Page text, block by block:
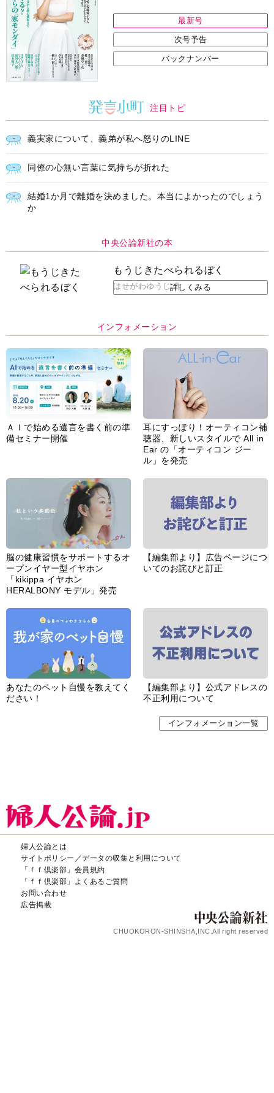
最新号
次号予告
バックナンバー
注目トピ
義実家について、義弟が私へ怒りのLINE
同僚の心無い言葉に気持ちが折れた
結婚1か月で離婚を決めました。本当によかったのでしょう
か
中央公論新社の本
もうじきたべられるぼく
はせがわゆうじ 作詳しくみる
インフォメーション
ＡＩで始める遺言を書く前の準
備セミナー開催
耳にすっぽり！オーティコン補
聴器、新しいスタイルで All in
Ear の「オーティコン ジー
ル」を発売
脳の健康習慣をサポートするオ
ープンイヤー型イヤホン
「kikippa イヤホン
HERALBONY モデル」発売
【編集部より】広告ページにつ
いてのお詫びと訂正
あなたのペット自慢を教えてく
ださい！
【編集部より】公式アドレスの
不正利用について
インフォメーション一覧
婦人公論とは
サイトポリシー／データの収集と利用について
「ｆｆ倶楽部」会員規約
「ｆｆ倶楽部」よくあるご質問
お問い合わせ
広告掲載
CHUOKORON-SHINSHA,INC.All right reserved